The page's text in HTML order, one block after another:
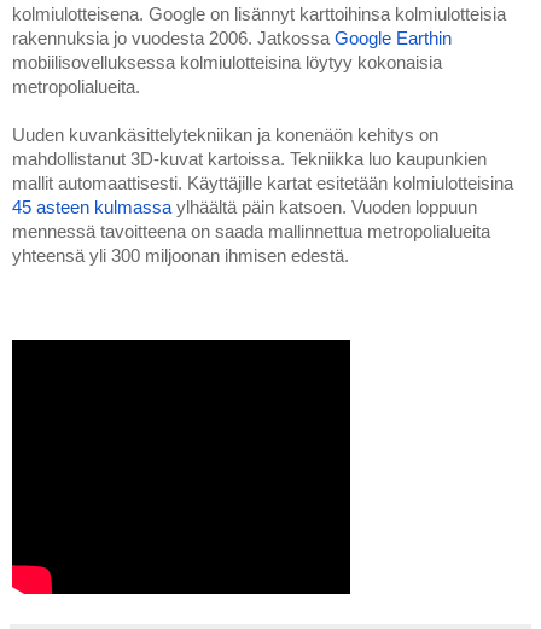
kolmiulotteisena. Google on lisännyt karttoihinsa kolmiulotteisia
rakennuksia jo vuodesta 2006. Jatkossa Google Earthin
mobiilisovelluksessa kolmiulotteisina löytyy kokonaisia
metropolialueita.
Uuden kuvankäsittelytekniikan ja konenäön kehitys on
mahdollistanut 3D-kuvat kartoissa. Tekniikka luo kaupunkien
45 asteen kulmassa ylhäältä päin katsoen. Vuoden loppuun
mennessä tavoitteena on saada mallinnettua metropolialueita
yhteensä yli 300 miljoonan ihmisen edestä.